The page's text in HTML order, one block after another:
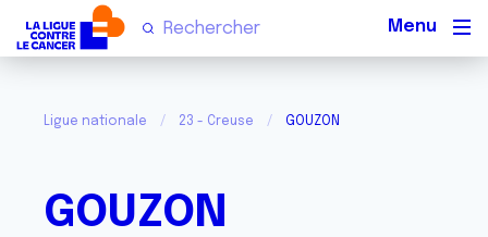
Ligue nationale 23 - Creuse GOUZON
GOUZON